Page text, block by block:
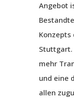
Angebot
Stuttgart.
mehr
und eine
allen